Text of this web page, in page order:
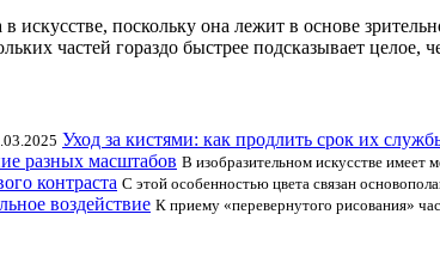
искусстве, поскольку она лежит в основе
частей гораздо быстрее подсказывает целое,
Уход за кистями: как продлить срок их
разных масштабов В изобразительном искусстве
контраста С этой особенностью цвета связан
воздействие К приему «перевернутого рисования»